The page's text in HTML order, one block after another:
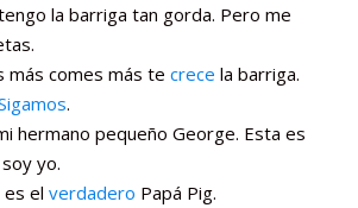
la barriga tan gorda. Pero me
más comes más te crece la barriga.
.
hermano pequeño George. Esta es
yo.
el verdadero Papá Pig.